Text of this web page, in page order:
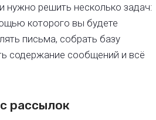
нужно решить несколько задач:
которого вы будете
письма, собрать базу
содержание сообщений и всё
рассылок